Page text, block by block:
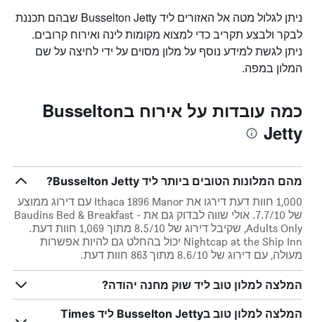
ניתן לגלול מטה אל האזורים ליד Busselton Jetty שבהם תכננת
לבקר ולבצע תקריב כדי למצוא מקומות לינה ואירוח קרובים.
ניתן לגשת למידע נוסף על מלון מסוים על ידי לחיצה על שם
המלון במפה.
כמה עובדות על אירוח בBusselton
Jetty
מהם המלונות הטובים ביותר ליד Busselton Jetty?
1,000 חוות דעת דירגו את Ithaca 1896 Manor עם דירוג ממוצע
של 7.7/10. אולי שווה לבדוק גם את Baudins Bed & Breakfast -
Adults Only, שקיבל דירוג של 8.5/10 מתוך 1,069 חוות דעת.
Nightcap at the Ship Inn יכול בהחלט גם להיות אפשרות
מעולה, עם דירוג של 8.6/10 מתוך 863 חוות דעת.
המלצה למלון טוב ליד שוק מחנה יהודה?
המלצה למלון טוב בBusselton Jetty ליד Times